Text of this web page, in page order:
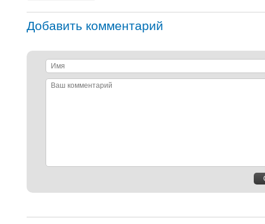
Добавить комментарий
Имя
Ваш